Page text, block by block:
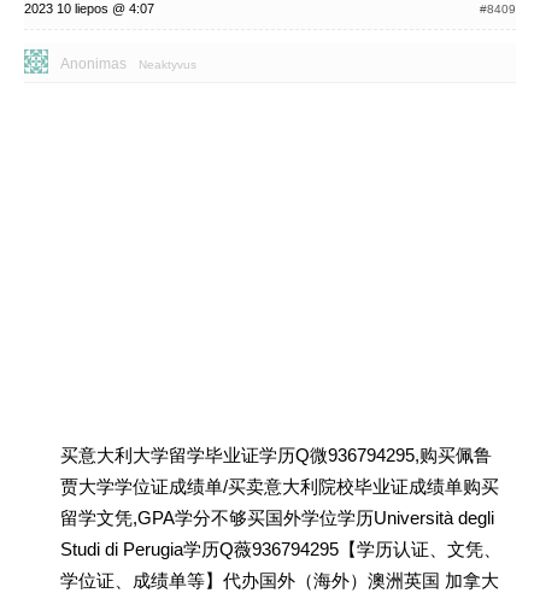
2023 10 liepos @ 4:07 #8409
Anonimas Neaktyvus
买意大利大学留学毕业证学历Q微936794295,购买佩鲁
贾大学学位证成绩单/买卖意大利院校毕业证成绩单购买
留学文凭,GPA学分不够买国外学位学历Università degli
Studi di Perugia学历Q薇936794295【学历认证、文凭、
学位证、成绩单等】代办国外（海外）澳洲英国 加拿大